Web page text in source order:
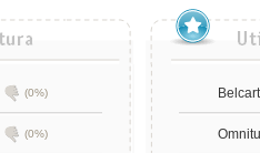
(0%)
(0%)